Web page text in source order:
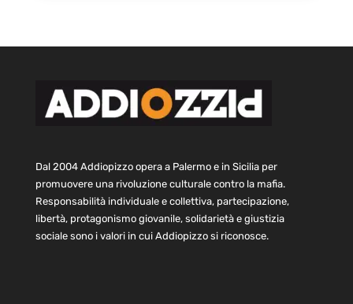
Dal 2004 Addiopizzo opera a Palermo e in Sicilia per
promuovere una rivoluzione culturale contro la mafia.
Responsabilità individuale e collettiva, partecipazione,
libertà, protagonismo giovanile, solidarietà e giustizia
sociale sono i valori in cui Addiopizzo si riconosce.